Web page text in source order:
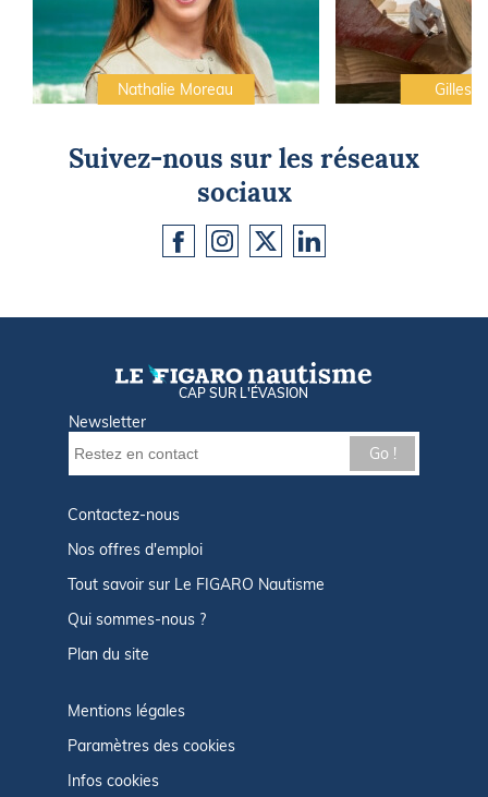
Nathalie Moreau Gilles
Suivez-nous sur les réseaux
sociaux
CAP SUR L'ÉVASION
Newsletter
Go !
Contactez-nous
Nos offres d'emploi
Tout savoir sur Le FIGARO Nautisme
Qui sommes-nous ?
Plan du site
Mentions légales
Paramètres des cookies
Infos cookies